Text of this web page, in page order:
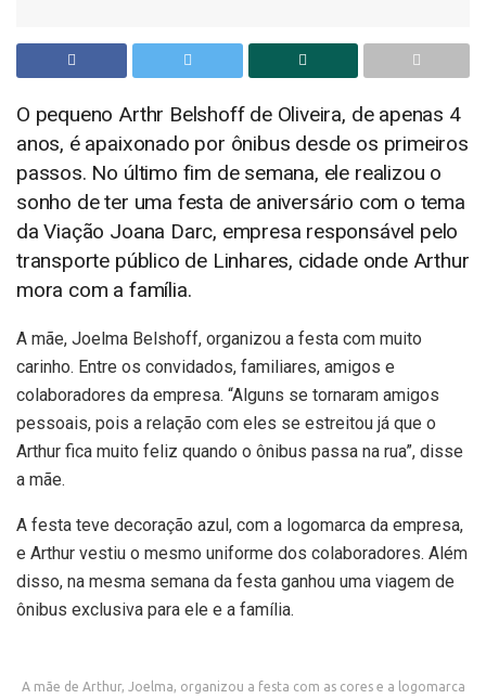
O pequeno Arthr Belshoff de Oliveira, de apenas 4
anos, é apaixonado por ônibus desde os primeiros
passos. No último fim de semana, ele realizou o
sonho de ter uma festa de aniversário com o tema
da Viação Joana Darc, empresa responsável pelo
transporte público de Linhares, cidade onde Arthur
mora com a família.
A mãe, Joelma Belshoff, organizou a festa com muito
carinho. Entre os convidados, familiares, amigos e
colaboradores da empresa. “Alguns se tornaram amigos
pessoais, pois a relação com eles se estreitou já que o
Arthur fica muito feliz quando o ônibus passa na rua”, disse
a mãe.
A festa teve decoração azul, com a logomarca da empresa,
e Arthur vestiu o mesmo uniforme dos colaboradores. Além
disso, na mesma semana da festa ganhou uma viagem de
ônibus exclusiva para ele e a família.
A mãe de Arthur, Joelma, organizou a festa com as cores e a logomarca